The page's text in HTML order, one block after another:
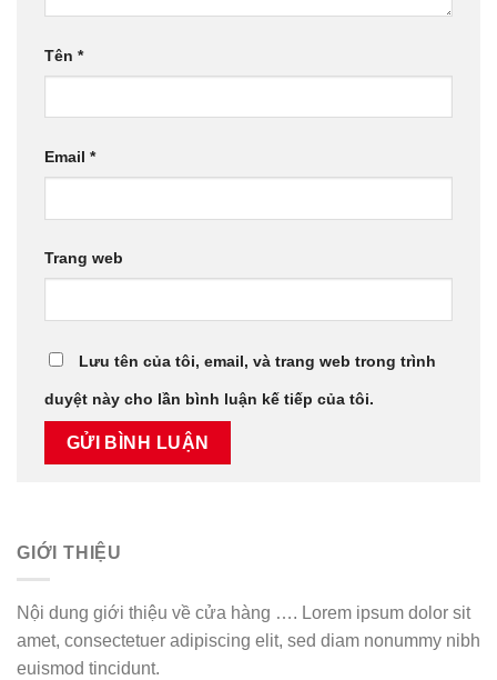
Tên *
Email *
Trang web
Lưu tên của tôi, email, và trang web trong trình
duyệt này cho lần bình luận kế tiếp của tôi.
GIỚI THIỆU
Nội dung giới thiệu về cửa hàng …. Lorem ipsum dolor sit
amet, consectetuer adipiscing elit, sed diam nonummy nibh
euismod tincidunt.